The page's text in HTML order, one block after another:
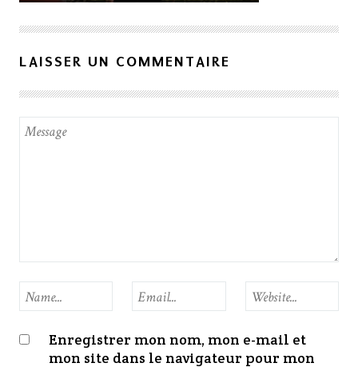
LAISSER UN COMMENTAIRE
Enregistrer mon nom, mon e-mail et
mon site dans le navigateur pour mon